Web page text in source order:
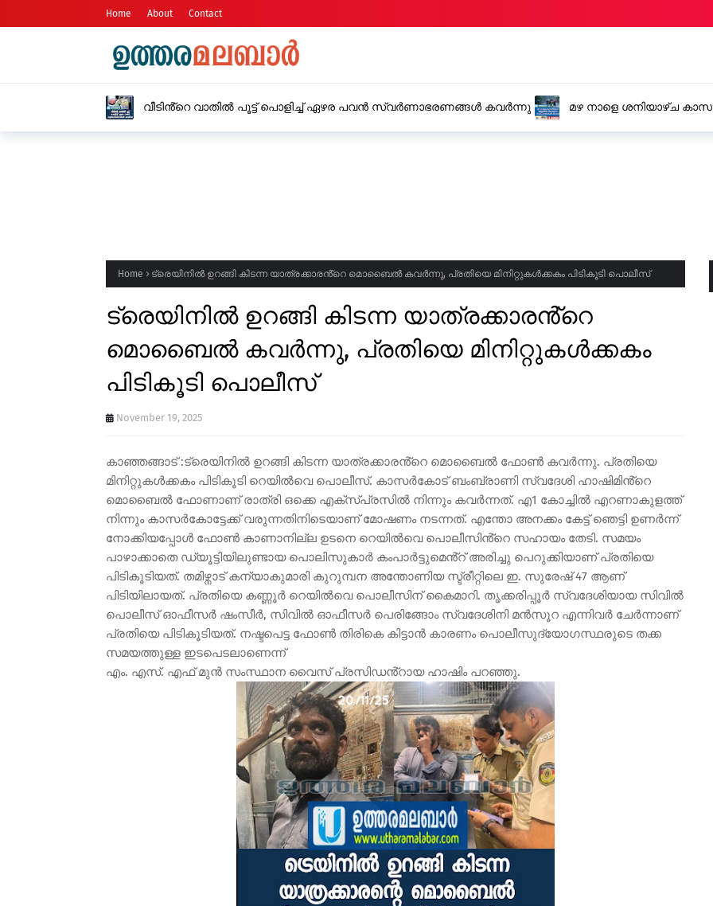
Home About Contact
മഴ നാളെ ശനിയാഴ്ച കാസർകോട് ജില്ലയിൽ വിദ്യാഭ്യാസ
പള്ളിക്കര
Home ട്രെയിനിൽ ഉറങ്ങി കിടന്ന യാത്രക്കാരൻ്റെ മൊബൈൽ കവർന്നു, പ്രതിയെ മിനിറ്റുകൾക്കകം പിടികൂടി പൊലീസ്
ട്രെയിനിൽ ഉറങ്ങി കിടന്ന യാത്രക്കാരൻ്റെ
മൊബൈൽ കവർന്നു, പ്രതിയെ മിനിറ്റുകൾക്കകം
പിടികൂടി പൊലീസ്
November 19, 2025
കാഞ്ഞങ്ങാട് :ട്രെയിനിൽ ഉറങ്ങി കിടന്ന യാത്രക്കാരൻ്റെ മൊബൈൽ ഫോൺ കവർന്നു. പ്രതിയെ
മിനിറ്റുകൾക്കകം പിടികൂടി റെയിൽവെ പൊലീസ്. കാസർകോട് ബംബ്രാണി സ്വദേശി ഹാഷിമിൻ്റെ
മൊബൈൽ ഫോണാണ് രാത്രി ഒക്കെ എക്സ്പ്രസിൽ നിന്നും കവർന്നത്. എ1 കോച്ചിൽ എറണാകുളത്ത്
നിന്നും കാസർകോട്ടേക്ക് വരുന്നതിനിടെയാണ് മോഷണം നടന്നത്. എന്തോ അനക്കം കേട്ട് ഞെട്ടി ഉണർന്ന്
നോക്കിയപ്പോൾ ഫോൺ കാണാനില്ല ഉടനെ റെയിൽവെ പൊലീസിൻ്റെ സഹായം തേടി. സമയം
പാഴാക്കാതെ ഡ്യൂട്ടിയിലുണ്ടായ പൊലിസുകാർ കംപാർട്ടുമെൻ്റ് അരിച്ചു പെറുക്കിയാണ് പ്രതിയെ
പിടികൂടിയത്. തമിഴ്നാട് കന്യാകുമാരി കുറുമ്പന അന്തോണിയ സ്ട്രീറ്റിലെ ഇ. സുരേഷ് 47 ആണ്
പിടിയിലായത്. പ്രതിയെ കണ്ണൂർ റെയിൽവെ പൊലീസിന് കൈമാറി. തൃക്കരിപ്പൂർ സ്വദേശിയായ സിവിൽ
പൊലീസ് ഓഫീസർ ഷംസീർ, സിവിൽ ഓഫീസർ പെരിങ്ങോം സ്വദേശിനി മൻസൂറ എന്നിവർ ചേർന്നാണ്
പ്രതിയെ പിടികൂടിയത്. നഷ്ടപെട്ട ഫോൺ തിരികെ കിട്ടാൻ കാരണം പൊലീസുദ്യോഗസ്ഥരുടെ തക്ക
സമയത്തുള്ള ഇടപെടലാണെന്ന്
എം. എസ്. എഫ് മുൻ സംസ്ഥാന വൈസ് പ്രസിഡൻ്റായ ഹാഷിം പറഞ്ഞു.